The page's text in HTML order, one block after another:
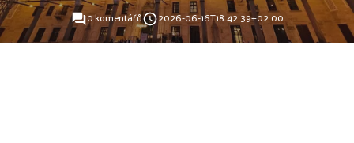
0 komentářů 2026-06-16T18:42:39+02:00